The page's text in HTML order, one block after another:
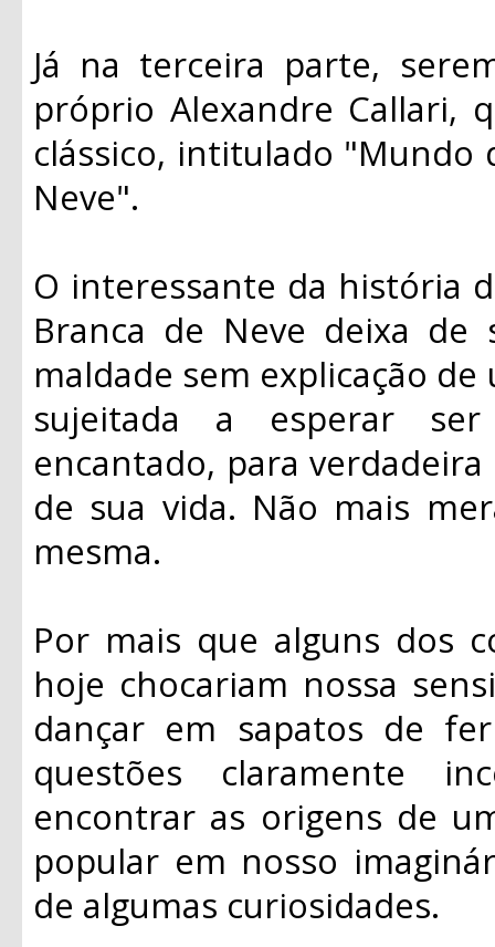
Já na terceira parte,
próprio Alexandre Callari,
clássico, intitulado "Mundo
Neve".
O interessante da história
Branca de Neve deixa de
maldade sem explicação
sujeitada a esperar
encantado, para
de sua vida. Não mais
mesma.
Por mais que alguns dos
hoje chocariam nossa
dançar em sapatos de
questões claramente
encontrar as origens de
popular em nosso
de algumas curiosidades.